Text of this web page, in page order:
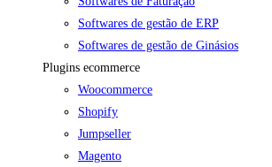
Softwares de gestão de ERP
Softwares de gestão de Ginásios
Plugins ecommerce
Woocommerce
Shopify
Jumpseller
Magento